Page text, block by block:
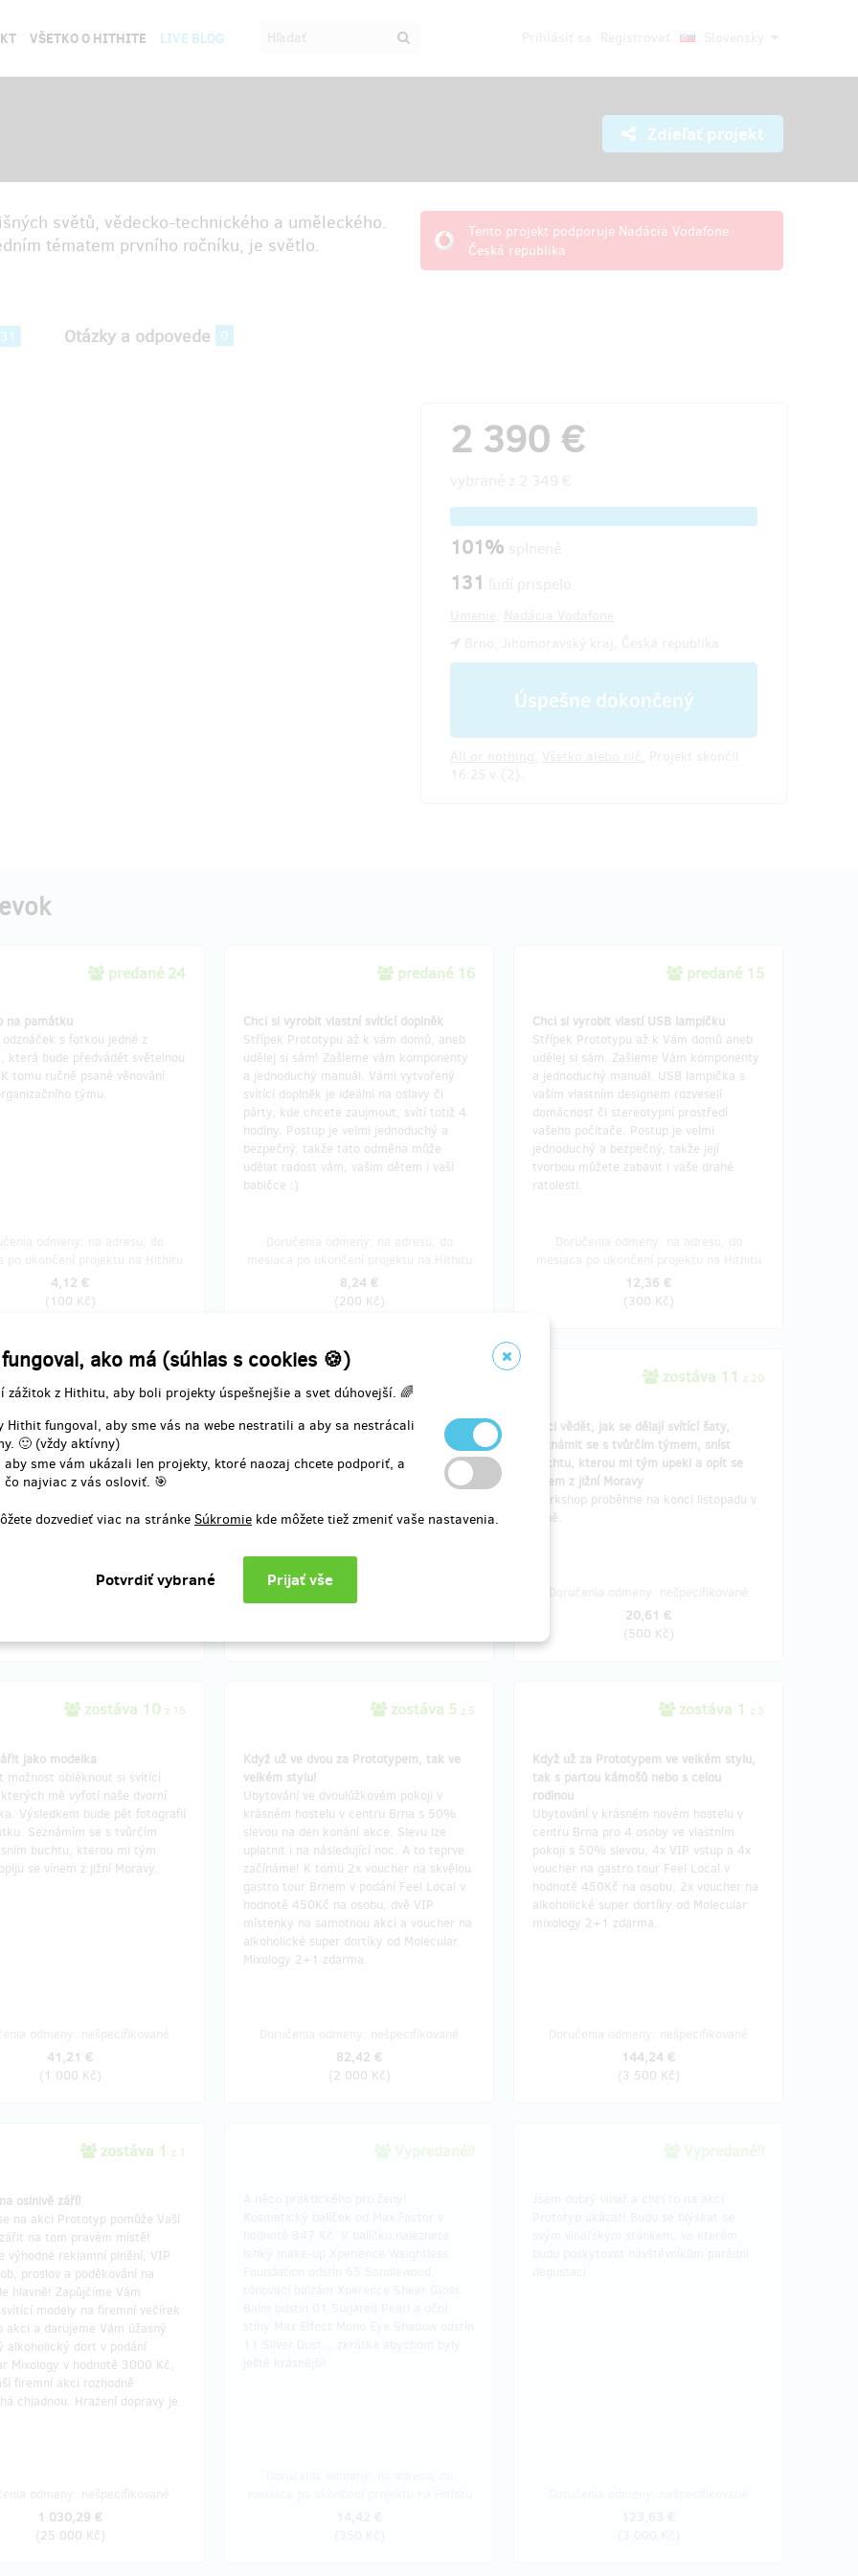
ako má (súhlas s cookies 🍪)
zážitok z Hithitu, aby boli projekty úspešnejšie a svet dúhovejší. 🌈
fungoval, aby sme vás na webe nestratili a aby sa nestrácali
🙂 (vždy aktívny)
sme vám ukázali len projekty, ktoré naozaj chcete podporiť, a
najviac z vás osloviť. 🎯
dozvedieť viac na stránke Súkromie kde môžete tiež zmeniť vaše nastavenia.
VŠETKO O HITHITE LIVE BLOG
Zdieľať projekt
Tento projekt podporuje Nadácia Vodafone
Česká republika
světů, vědecko-technického a uměleckého.
tématem prvního ročníku, je světlo.
Otázky a odpovede 0
2 390 €
101%
131
Úspešne dokončený
predané 24
na památku
odznáček s fotkou jedné z
která bude předvádět světelnou
tomu ručně psané věnování
týmu.
4,12 €
(100 Kč)
predané 16
Chci si vyrobit vlastní svítící doplněk
Střípek Prototypu až k vám domů, aneb
udělej si sám! Zašleme vám komponenty
a jednoduchý manuál. Vámi vytvořený
svítící doplněk je ideální na oslavy či
párty, kde chcete zaujmout, svítí totiž 4
hodiny. Postup je velmi jednoduchý a
bezpečný, takže tato odměna může
udělat radost vám, vašim dětem i vaší
babičce :)
8,24 €
(200 Kč)
predané 15
Chci si vyrobit vlastí USB lampičku
Střípek Prototypu až k Vám domů aneb
udělej si sám. Zašleme Vám komponenty
a jednoduchý manuál. USB lampička s
vaším vlastním designem rozveselí
domácnost či stereotypní prostředí
vašeho počítače. Postup je velmi
jednoduchý a bezpečný, takže její
tvorbou můžete zabavit i vaše drahé
ratolesti.
12,36 €
(300 Kč)
pro jednu osobu v krásném
centru Brna v den konání akce
odmeny: nešpecifikované
Není nad skvělou procházku, při které se
výborně najím v těch nejvybranějších
Brněnských lokálech. Dostanu voucher a
Doručenia odmeny: na adresu, do týždňa
po ukončení projektu na Hithitu
zostáva 11 z 20
Chci vědět, jak se dělají svítící šaty,
seznámit se s tvůrčím týmem, sníst
buchtu, kterou mi tým upekl a opít se
vínem z jižní Moravy
Workshop proběhne na konci listopadu v
Brně.
20,61 €
(500 Kč)
zostáva 10 z 15
jako modelka
možnost obléknout si svítící
mě vyfotí naše dvorní
Výsledkem bude pět fotografií
Seznámím se s tvůrčím
buchtu, kterou mi tým
se vínem z jižní Moravy.
41,21 €
(1 000 Kč)
zostáva 5 z 5
Když už ve dvou za Prototypem, tak ve
velkém stylu!
Ubytování ve dvoulůžkovém pokoji v
krásném hostelu v centru Brna s 50%
slevou na den konání akce. Slevu lze
uplatnit i na následující noc. A to teprve
začínáme! K tomu 2x voucher na skvělou
gastro tour Brnem v podání Feel Local v
hodnotě 450Kč na osobu, dvě VIP
místenky na samotnou akci a voucher na
alkoholické super dortíky od Molecular
Mixology 2+1 zdarma.
82,42 €
(2 000 Kč)
zostáva 1 z 3
Když už za Prototypem ve velkém stylu,
tak s partou kámošů nebo s celou
rodinou
Ubytování v krásném novém hostelu v
centru Brna pro 4 osoby ve vlastním
pokoji s 50% slevou, 4x VIP vstup a 4x
voucher na gastro tour Feel Local v
hodnotě 450Kč na osobu, 2x voucher na
alkoholické super dortíky od Molecular
mixology 2+1 zdarma.
144,24 €
(3 500 Kč)
zostáva 1 z 1
oslnivě září!
na akci Prototyp pomůže Vaší
na tom pravém místě!
výhodné reklamní plnění, VIP
proslov a poděkování na
hlavně! Zapůjčíme Vám
modely na firemní večírek
akci a darujeme Vám úžasný
alkoholický dort v podání
Mixology v hodnotě 3000 Kč,
firemní akci rozhodně
chladnou. Hrazení dopravy je
1 030,29 €
(25 000 Kč)